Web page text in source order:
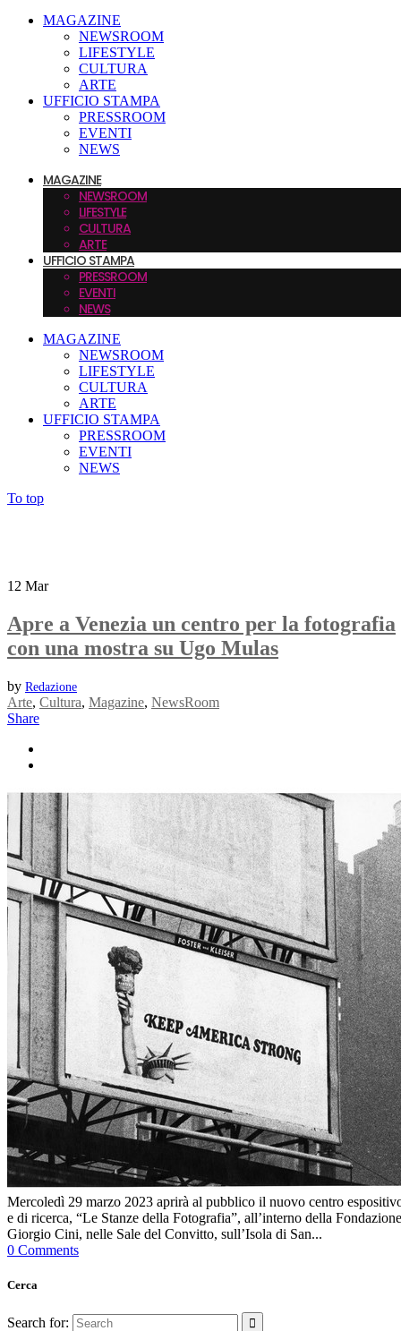
MAGAZINE
NEWSROOM
LIFESTYLE
CULTURA
ARTE
UFFICIO STAMPA
PRESSROOM
EVENTI
NEWS
MAGAZINE
NEWSROOM
LIFESTYLE
CULTURA
ARTE
UFFICIO STAMPA
PRESSROOM
EVENTI
NEWS
MAGAZINE
NEWSROOM
LIFESTYLE
CULTURA
ARTE
UFFICIO STAMPA
PRESSROOM
EVENTI
NEWS
To top
12 Mar
Apre a Venezia un centro per la fotografia
con una mostra su Ugo Mulas
by Redazione
Arte, Cultura, Magazine, NewsRoom
Share
Mercoledì 29 marzo 2023 aprirà al pubblico il nuovo centro
e di ricerca, “Le Stanze della Fotografia”, all’interno della Fondazione
Giorgio Cini, nelle Sale del Convitto, sull’Isola di San...
0 Comments
Cerca
Search for: